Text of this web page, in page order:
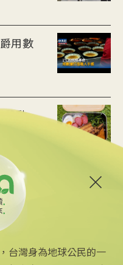
用數
動
上線
台灣身為地球公民的一